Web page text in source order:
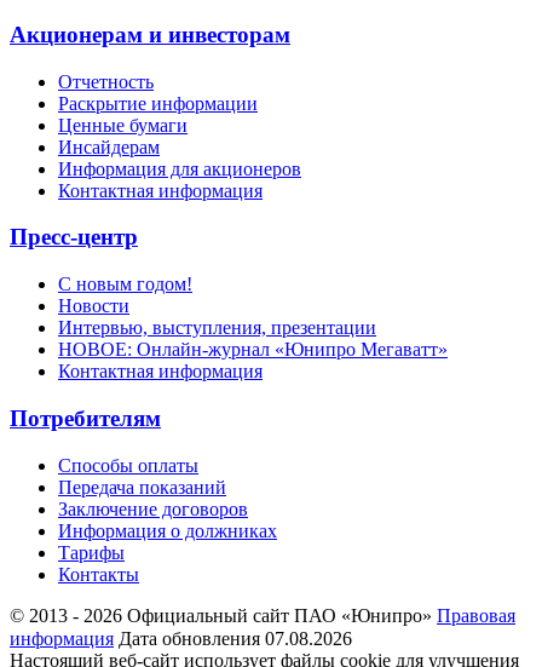
Акционерам и инвесторам
Отчетность
Раскрытие информации
Ценные бумаги
Инсайдерам
Информация для акционеров
Контактная информация
Пресс-центр
С новым годом!
Новости
Интервью, выступления, презентации
НОВОЕ: Онлайн-журнал «Юнипро Мегаватт»
Контактная информация
Потребителям
Способы оплаты
Передача показаний
Заключение договоров
Информация о должниках
Тарифы
Контакты
© 2013 - 2026 Официальный сайт ПАО «Юнипро» Правовая
информация Дата обновления 07.08.2026
Настоящий веб-сайт использует файлы cookie для улучшения